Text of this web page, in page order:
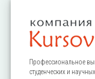
Профессиональное
студенческих и